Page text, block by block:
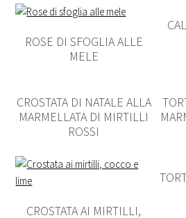
ROSE DI SFOGLIA ALLE
MELE
CROSTATA DI NATALE ALLA
MARMELLATA DI MIRTILLI
ROSSI
CROSTATA AI MIRTILLI,